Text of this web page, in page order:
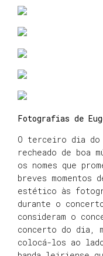
Fotografias de
O terceiro dia do
recheado de boa
os nomes que
breves momentos
estético às
durante o
consideram o
concerto do dia,
colocá-los ao